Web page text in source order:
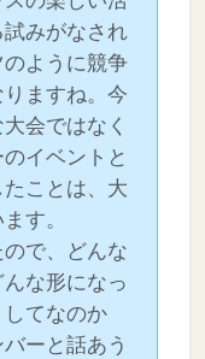
みがなされ
ように競争
ますね。今
会ではなく
イベントと
ことは、大
す。
で、どんな
な形になっ
てなのか
ーと話あう